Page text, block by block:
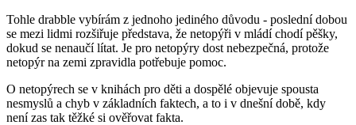
Tohle drabble vybírám z jednoho jediného důvodu - poslední dobou
se mezi lidmi rozšiřuje představa, že netopýři v mládí chodí pěšky,
dokud se nenaučí lítat. Je pro netopýry dost nebezpečná, protože
netopýr na zemi zpravidla potřebuje pomoc.
O netopýrech se v knihách pro děti a dospělé objevuje spousta
nesmyslů a chyb v základních faktech, a to i v dnešní době, kdy
není zas tak těžké si ověřovat fakta.